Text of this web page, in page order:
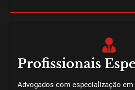
Profissionais
Advogados com especialização